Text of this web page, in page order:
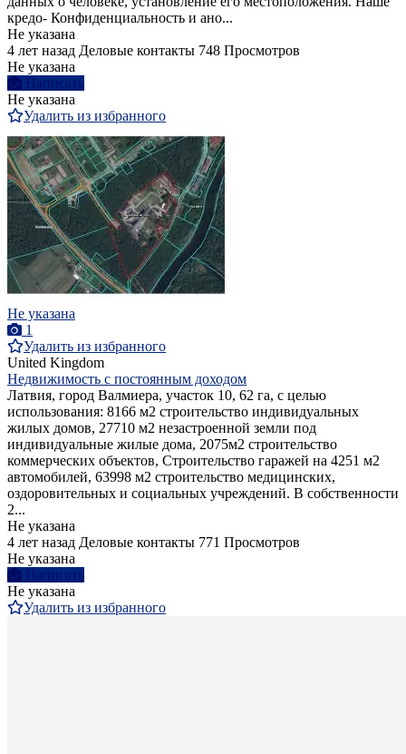
кредо- Конфиденциальность и ано...
Не указана
4 лет назад Деловые контакты 748 Просмотров
Не указана
Написать
Не указана
Удалить из избранного
Не указана
1
Удалить из избранного
United Kingdom
Недвижимость с постоянным доходом
Латвия, город Валмиера, участок 10, 62 га, с целью
использования: 8166 м2 строительство индивидуальных
жилых домов, 27710 м2 незастроенной земли под
индивидуальные жилые дома, 2075м2 строительство
коммерческих объектов, Строительство гаражей на 4251 м2
автомобилей, 63998 м2 строительство медицинских,
оздоровительных и социальных учреждений. В собственности
2...
Не указана
4 лет назад Деловые контакты 771 Просмотров
Не указана
Написать
Не указана
Удалить из избранного